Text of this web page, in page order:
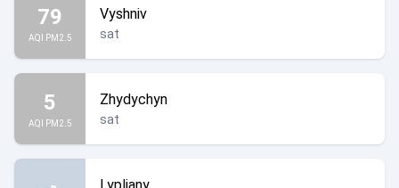
79
AQI PM2.5
Vyshniv
sat
5
AQI PM2.5
Zhydychyn
sat